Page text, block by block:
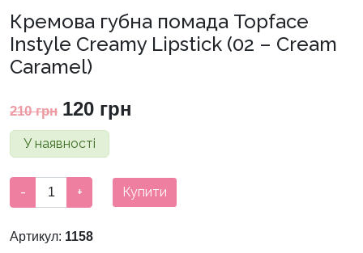
Кремова губна помада Topface
Instyle Creamy Lipstick (02 – Cream
Caramel)
210грн Оригінальна
ціна:
210 грн.
120 грн
У наявності
Кремова
губна
Topface
- + Купити
Артикул: 1158